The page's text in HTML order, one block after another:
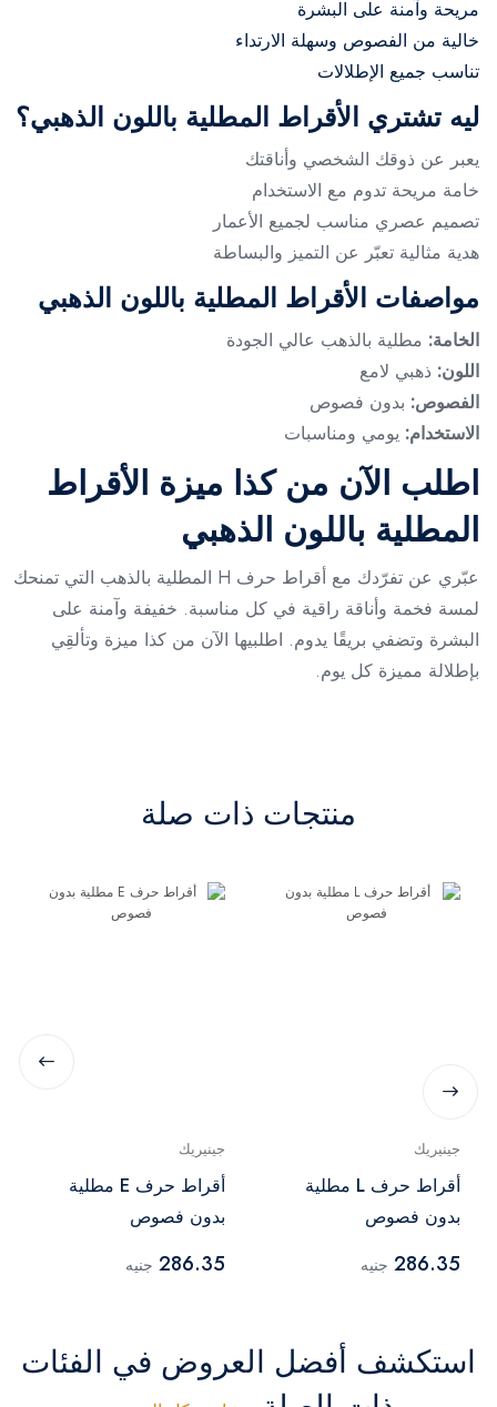
مريحة وآمنة على البشرة
خالية من الفصوص وسهلة الارتداء
تناسب جميع الإطلالات
ليه تشتري الأقراط المطلية باللون الذهبي؟
يعبر عن ذوقك الشخصي وأناقتك
خامة مريحة تدوم مع الاستخدام
تصميم عصري مناسب لجميع الأعمار
هدية مثالية تعبّر عن التميز والبساطة
مواصفات الأقراط المطلية باللون الذهبي
الخامة: مطلية بالذهب عالي الجودة
اللون: ذهبي لامع
الفصوص: بدون فصوص
الاستخدام: يومي ومناسبات
اطلب الآن من كذا ميزة الأقراط
المطلية باللون الذهبي
عبّري عن تفرّدك مع أقراط حرف H المطلية بالذهب التي تمنحك
لمسة فخمة وأناقة راقية في كل مناسبة. خفيفة وآمنة على
البشرة وتضفي بريقًا يدوم. اطلبيها الآن من كذا ميزة وتألقِي
بإطلالة مميزة كل يوم.
منتجات ذات صلة
جينيريك
أقراط حرف L مطلية
بدون فصوص
286.35 جنيه
جينيريك
أقراط حرف E مطلية
بدون فصوص
286.35 جنيه
استكشف أفضل العروض في الفئات